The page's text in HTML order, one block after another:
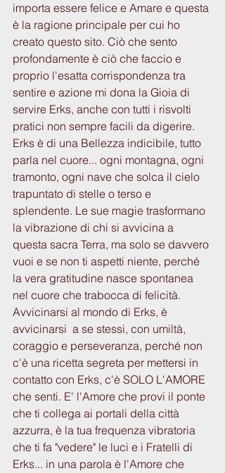
importa essere felice e Amare e questa
è la ragione principale per cui ho
creato questo sito. Ciò che sento
profondamente è ciò che faccio e
proprio l'esatta corrispondenza tra
sentire e azione mi dona la Gioia di
servire Erks, anche con tutti i risvolti
pratici non sempre facili da digerire.
Erks è di una Bellezza indicibile, tutto
parla nel cuore... ogni montagna, ogni
tramonto, ogni nave che solca il cielo
trapuntato di stelle o terso e
splendente. Le sue magie trasformano
la vibrazione di chi si avvicina a
questa sacra Terra, ma solo se davvero
vuoi e se non ti aspetti niente, perché
la vera gratitudine nasce spontanea
nel cuore che trabocca di felicità.
Avvicinarsi al mondo di Erks, è
avvicinarsi  a se stessi, con umiltà,
coraggio e perseveranza, perché non
c'è una ricetta segreta per mettersi in
contatto con Erks, c'è SOLO L'AMORE
che senti. E' l'Amore che provi il ponte
che ti collega ai portali della città
azzurra, è la tua frequenza vibratoria
che ti fa "vedere" le luci e i Fratelli di
Erks... in una parola è l'Amore che